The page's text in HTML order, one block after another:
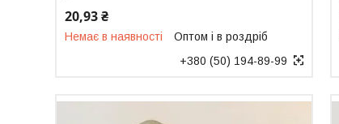
20,93 ₴
Немає в наявності
Оптом і в роздріб
+380 (50) 194-89-99